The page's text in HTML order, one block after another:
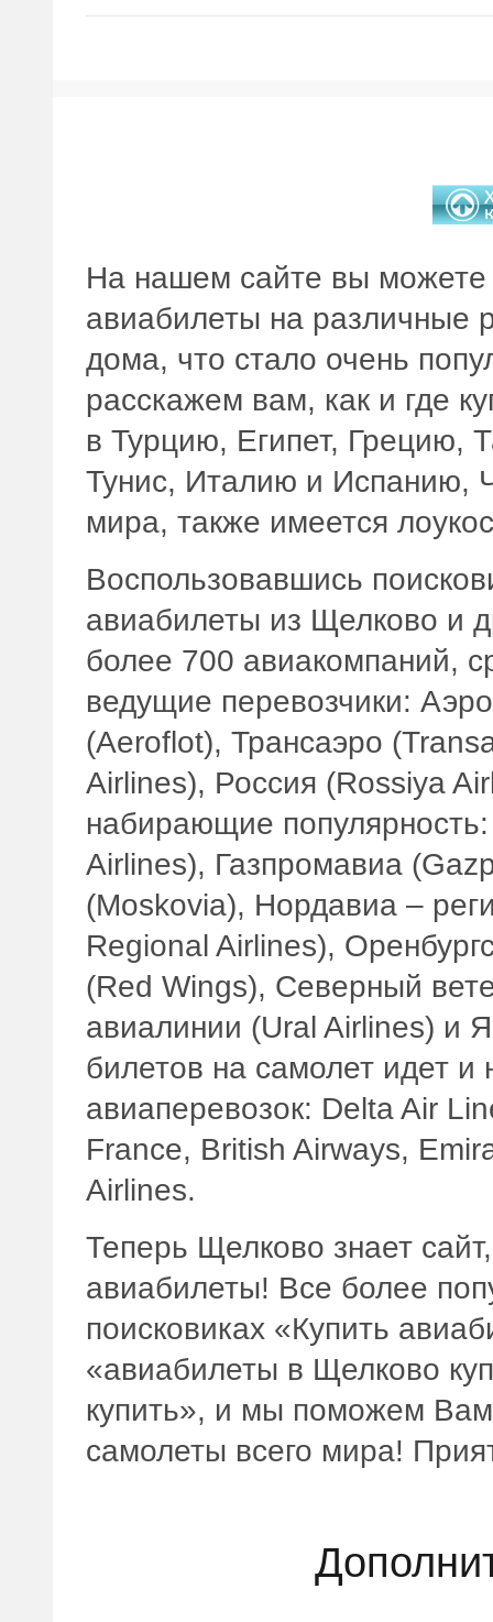
На нашем сайте вы можете
авиабилеты на различные
дома, что стало очень
расскажем вам, как и где
в Турцию, Египет, Грецию,
Тунис, Италию и Испанию,
мира, также имеется
Воспользовавшись
авиабилеты из Щелково и
более 700 авиакомпаний,
ведущие перевозчики:
(Aeroflot), Трансаэро
Airlines), Россия (Rossiya
набирающие
Airlines), Газпромавиа
(Moskovia), Нордавиа –
Regional Airlines),
(Red Wings), Северный
авиалинии (Ural Airlines) и
билетов на самолет идет и
авиаперевозок: Delta Air
France, British Airways,
Airlines.
Теперь Щелково знает
авиабилеты! Все более
поисковиках «Купить
«авиабилеты в Щелково
купить», и мы поможем
самолеты всего мира!